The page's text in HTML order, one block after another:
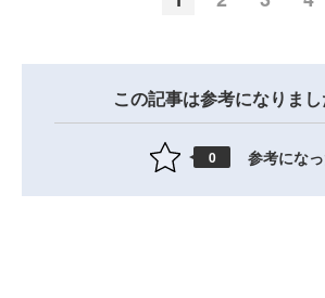
この記事は参考になりまし
0 参考にな